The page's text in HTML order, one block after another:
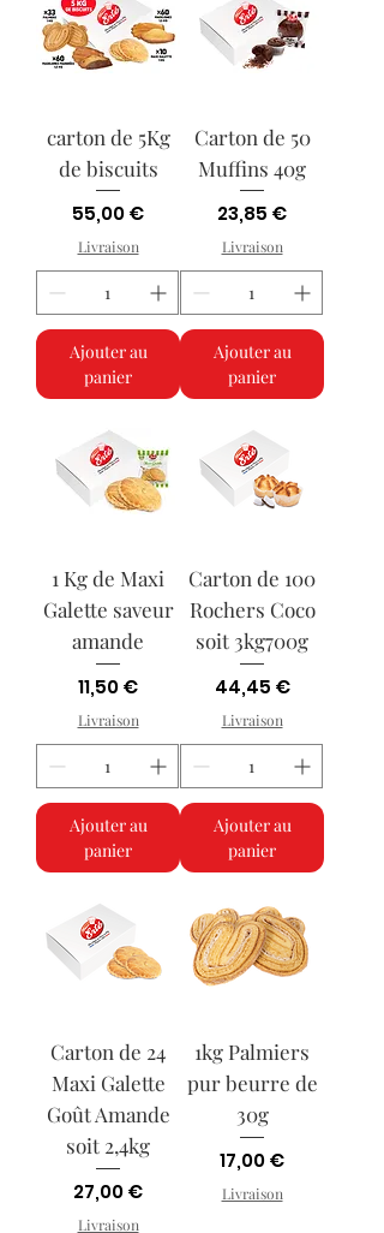
carton de 5Kg
de biscuits
Prix
55,00 €
Livraison
Ajouter au
panier
Carton de 50
Muffins 40g
Prix
23,85 €
Livraison
Ajouter au
panier
1 Kg de Maxi
Galette saveur
amande
Prix
11,50 €
Livraison
Ajouter au
panier
Carton de 100
Rochers Coco
soit 3kg700g
Prix
44,45 €
Livraison
Ajouter au
panier
Carton de 24
Maxi Galette
Goût Amande
soit 2,4kg
Prix
27,00 €
Livraison
1kg Palmiers
pur beurre de
30g
Prix
17,00 €
Livraison